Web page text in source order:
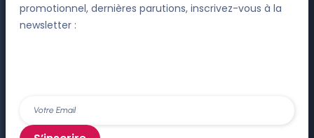
promotionnel, dernières parutions, inscrivez-vous à la
newsletter :